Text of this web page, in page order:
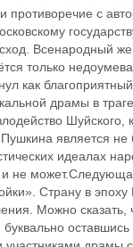
с
Всенародный
только
как
драмы в
является
идеалах
не
Страну в
Можно